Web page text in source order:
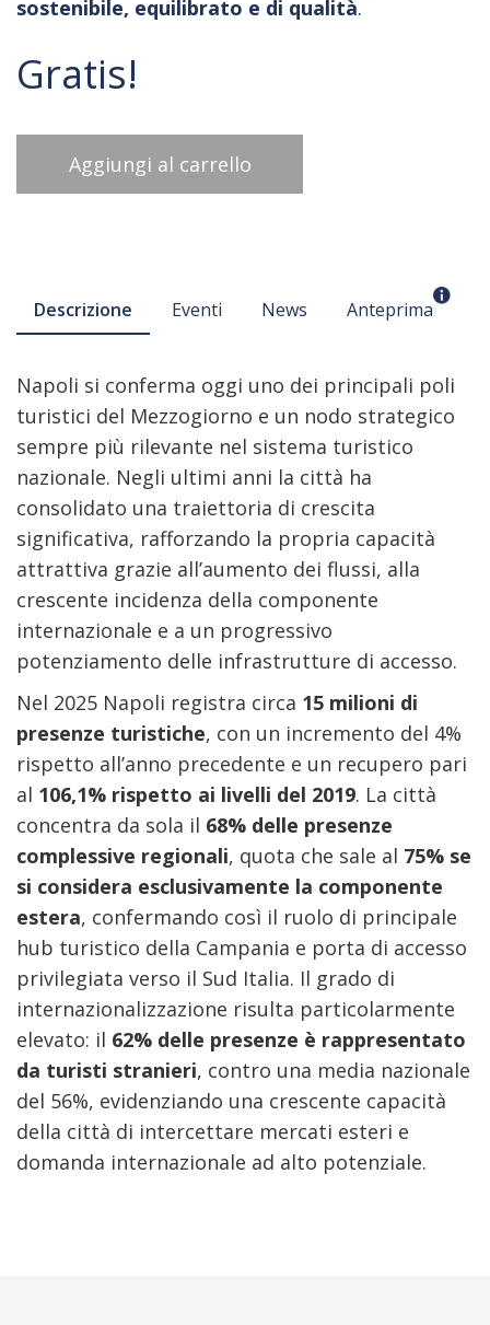
sostenibile, equilibrato e di qualità.
Gratis!
Aggiungi al carrello
Descrizione Eventi News Anteprima
Napoli si conferma oggi uno dei principali poli
turistici del Mezzogiorno e un nodo strategico
sempre più rilevante nel sistema turistico
nazionale. Negli ultimi anni la città ha
consolidato una traiettoria di crescita
significativa, rafforzando la propria capacità
attrattiva grazie all’aumento dei flussi, alla
crescente incidenza della componente
internazionale e a un progressivo
potenziamento delle infrastrutture di accesso.
Nel 2025 Napoli registra circa 15 milioni di
presenze turistiche, con un incremento del 4%
rispetto all’anno precedente e un recupero pari
al 106,1% rispetto ai livelli del 2019. La città
concentra da sola il 68% delle presenze
complessive regionali, quota che sale al 75% se
si considera esclusivamente la componente
estera, confermando così il ruolo di principale
hub turistico della Campania e porta di accesso
privilegiata verso il Sud Italia. Il grado di
internazionalizzazione risulta particolarmente
elevato: il 62% delle presenze è rappresentato
da turisti stranieri, contro una media nazionale
del 56%, evidenziando una crescente capacità
della città di intercettare mercati esteri e
domanda internazionale ad alto potenziale.